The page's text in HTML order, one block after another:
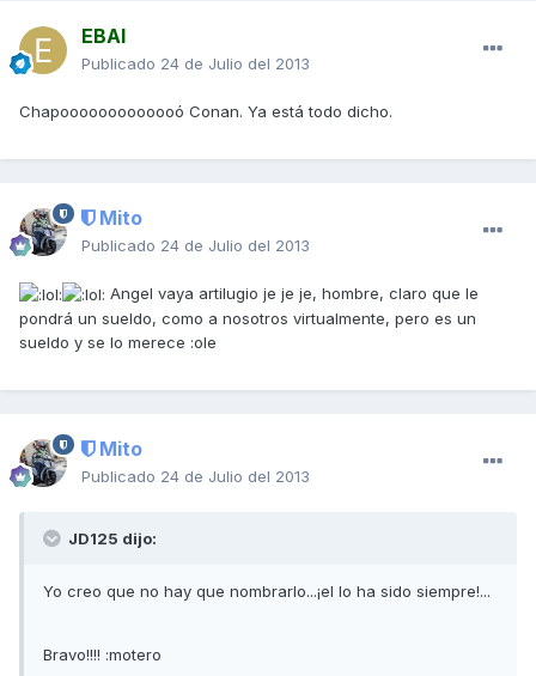
EBAI
Publicado 24 de Julio del 2013
Chapooooooooooooó Conan. Ya está todo dicho.
Mito
Publicado 24 de Julio del 2013
Angel vaya artilugio je je je, hombre, claro que le
pondrá un sueldo, como a nosotros virtualmente, pero es un
sueldo y se lo merece :ole
Mito
Publicado 24 de Julio del 2013
JD125 dijo:
Yo creo que no hay que nombrarlo...¡el lo ha sido siempre!...
Bravo!!!! :motero